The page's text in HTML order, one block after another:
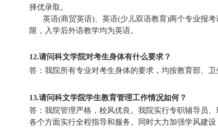
择优录取。
英语(商贸英语) 、英语(少儿双语教育)两个专业报
限，入学后外语教学均为英语。
12.请问科文学院对考生身体有什么要求？
答：我院所有专业对考生身体的要求，均按教育部、
13.请问科文学院学生教育管理工作情况如何？
答：我院管理严格，校风优良。我院实行专职辅导员
各个方面实行全程指导和服务。同时大力加强学风建